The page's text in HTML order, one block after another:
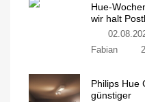
Hue-
wir halt
Fabian
Philips Hue
günstiger